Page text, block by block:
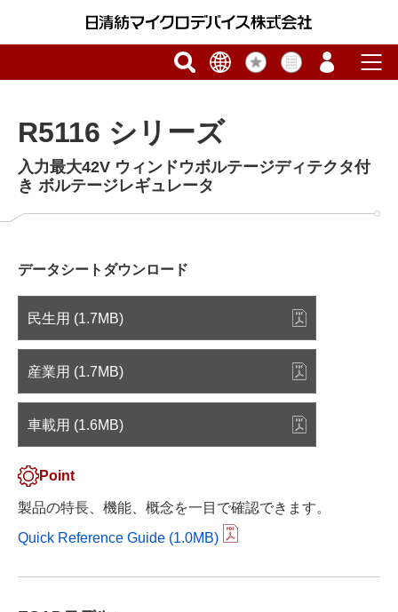
R5116 シリーズ
入力最大42V ウィンドウボルテージディテクタ付
き ボルテージレギュレータ
データシートダウンロード
民生用 (1.7MB)
産業用 (1.7MB)
車載用 (1.6MB)
Point
製品の特長、機能、概念を一目で確認できます。
Quick Reference Guide (1.0MB)